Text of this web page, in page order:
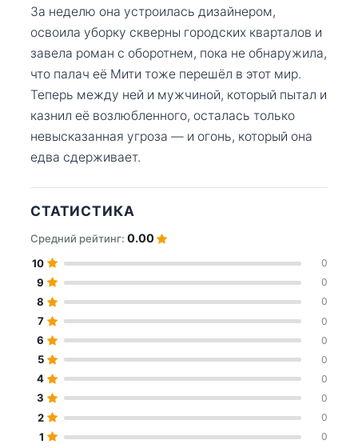
За неделю она устроилась дизайнером,
освоила уборку скверны городских кварталов и
завела роман с оборотнем, пока не обнаружила,
что палач её Мити тоже перешёл в этот мир.
Теперь между ней и мужчиной, который пытал и
казнил её возлюбленного, осталась только
невысказанная угроза — и огонь, который она
едва сдерживает.
СТАТИСТИКА
Средний рейтинг: 0.00
10 0
9 0
8 0
7 0
6 0
5 0
4 0
3 0
2 0
1 0